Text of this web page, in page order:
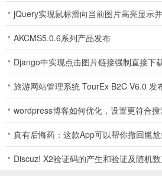
答：是动态江湖，超五百个动态事件与
问：如何进行游戏探索？
答：在无缝开放江湖地图中自由行动，
jQuery实现鼠标滑向当前图片高亮显示
AKCMS5.0.6系列产品发布
Django中实现点击图片链接强制直接下
旅游网站管理系统 TourEx B2C V6.0 发
wordpress博客如何优化，设置更符合
真有后悔药：这款App可以帮你撤回尴
Discuz! X2验证码的产生和验证及随机